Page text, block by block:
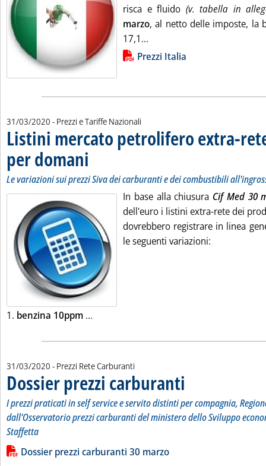
risca e fluido (v. tabella in
marzo, al netto delle imposte, la
17,1...
Lista allegati PDF alla notizia
Prezzi Italia
31/03/2020 - Prezzi e Tariffe Nazionali
Listini mercato petrolifero extra-
per domani . Sottotitolo: Le variazioni sui prezzi Siva dei carburanti e dei
. Pubblicata martedì 31 marzo 2020 alle 9.36.
Le variazioni sui prezzi Siva dei carburanti e dei combustibili
In base alla chiusura Cif Med 30
dell'euro i listini extra-rete dei
dovrebbero registrare in linea
le seguenti variazioni:
1. benzina 10ppm ...
31/03/2020 - Prezzi Rete Carburanti
Dossier prezzi carburanti
I prezzi praticati in self service e servito distinti per compagnia,
dall'Osservatorio prezzi carburanti del ministero dello Sviluppo
Staffetta
Leggi tutta la notizia: 'Dossier prezzi carburanti'
Lista allegati PDF alla notizia
Dossier prezzi carburanti 30 marzo